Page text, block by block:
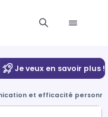
Je veux en savoir plus !
et efficacité